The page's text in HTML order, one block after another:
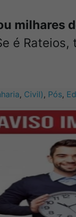
milhares
é Rateios,
, Civil) , Pós,